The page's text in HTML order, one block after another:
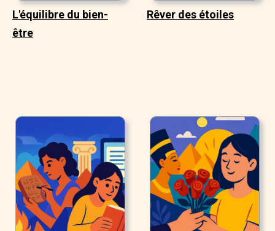
L'équilibre du bien-
être
Rêver des étoiles